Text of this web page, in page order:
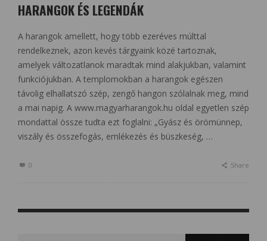
HARANGOK ÉS LEGENDÁK
A harangok amellett, hogy több ezeréves múlttal
rendelkeznek, azon kevés tárgyaink közé tartoznak,
amelyek változatlanok maradtak mind alakjukban, valamint
funkciójukban. A templomokban a harangok egészen
távolig elhallatszó szép, zengő hangon szólalnak meg, mind
a mai napig. A www.magyarharangok.hu oldal egyetlen szép
mondattal össze tudta ezt foglalni: „Gyász és örömünnep,
viszály és összefogás, emlékezés és büszkeség, …
0 Share